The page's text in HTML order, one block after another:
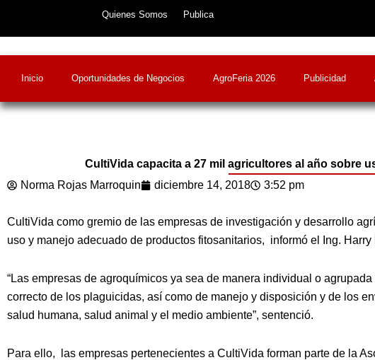
Quienes Somos Publica
Inicio Oportunidades de Negocios AgroFeria 2026 Publicidad
CultiVida capacita a 27 mil agricultores al año sobre
Norma Rojas Marroquin
diciembre 14, 2018 3:52 pm
CultiVida como gremio de las empresas de investigación y desarrollo
uso y manejo adecuado de productos fitosanitarios, informó el Ing.
“Las empresas de agroquímicos ya sea de manera individual o
correcto de los plaguicidas, así como de manejo y disposición y de los
salud humana, salud animal y el medio ambiente”, sentenció.
Para ello, las empresas pertenecientes a CultiVida forman parte de la